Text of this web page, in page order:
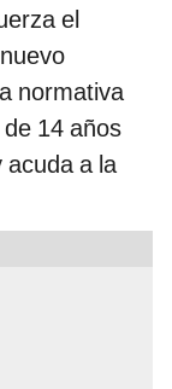
el
normativa
14 años
acuda a la